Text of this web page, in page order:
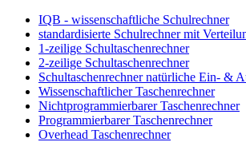
IQB - wissenschaftliche Schulrechner
standardisierte Schulrechner mit
1-zeilige Schultaschenrechner
2-zeilige Schultaschenrechner
Schultaschenrechner natürliche Ein- &
Wissenschaftlicher Taschenrechner
Nichtprogrammierbarer Taschenrechner
Programmierbarer Taschenrechner
Overhead Taschenrechner